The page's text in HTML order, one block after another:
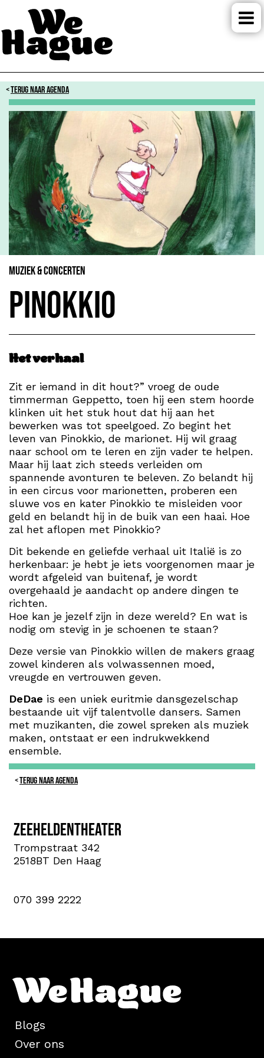
TERUG NAAR AGENDA
Muziek & Concerten
Pinokkio
Het verhaal
Zit er iemand in dit hout?” vroeg de oude
timmerman Geppetto, toen hij een stem hoorde
klinken uit het stuk hout dat hij aan het
bewerken was tot speelgoed. Zo begint het
leven van Pinokkio, de marionet. Hij wil graag
naar school om te leren en zijn vader te helpen.
Maar hij laat zich steeds verleiden om
spannende avonturen te beleven. Zo belandt hij
in een circus voor marionetten, proberen een
sluwe vos en kater Pinokkio te misleiden voor
geld en belandt hij in de buik van een haai. Hoe
zal het aflopen met Pinokkio?
Dit bekende en geliefde verhaal uit Italië is zo
herkenbaar: je hebt je iets voorgenomen maar je
wordt afgeleid van buitenaf, je wordt
overgehaald je aandacht op andere dingen te
richten.
Hoe kan je jezelf zijn in deze wereld? En wat is
nodig om stevig in je schoenen te staan?
Deze versie van Pinokkio willen de makers graag
zowel kinderen als volwassennen moed,
vreugde en vertrouwen geven.
DeDae is een uniek euritmie dansgezelschap
bestaande uit vijf talentvolle dansers. Samen
met muzikanten, die zowel spreken als muziek
maken, ontstaat er een indrukwekkend
ensemble.
TERUG NAAR AGENDA
Zeeheldentheater
Trompstraat 342
2518BT Den Haag
070 399 2222
Blogs
Over ons